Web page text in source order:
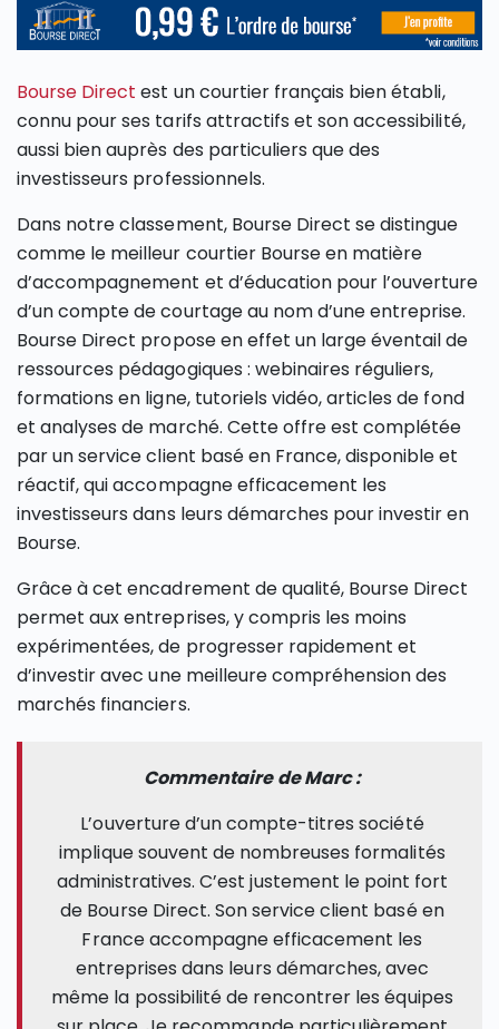
Bourse Direct est un courtier français bien établi,
connu pour ses tarifs attractifs et son accessibilité,
aussi bien auprès des particuliers que des
investisseurs professionnels.
Dans notre classement, Bourse Direct se distingue
comme le meilleur courtier Bourse en matière
d’accompagnement et d’éducation pour l’ouverture
d’un compte de courtage au nom d’une entreprise.
Bourse Direct propose en effet un large éventail de
ressources pédagogiques : webinaires réguliers,
formations en ligne, tutoriels vidéo, articles de fond
et analyses de marché. Cette offre est complétée
par un service client basé en France, disponible et
réactif, qui accompagne efficacement les
investisseurs dans leurs démarches pour investir en
Bourse.
Grâce à cet encadrement de qualité, Bourse Direct
permet aux entreprises, y compris les moins
expérimentées, de progresser rapidement et
d’investir avec une meilleure compréhension des
marchés financiers.
Commentaire de Marc :
L’ouverture d’un compte-titres société
implique souvent de nombreuses formalités
administratives. C’est justement le point fort
de Bourse Direct. Son service client basé en
France accompagne efficacement les
entreprises dans leurs démarches, avec
même la possibilité de rencontrer les équipes